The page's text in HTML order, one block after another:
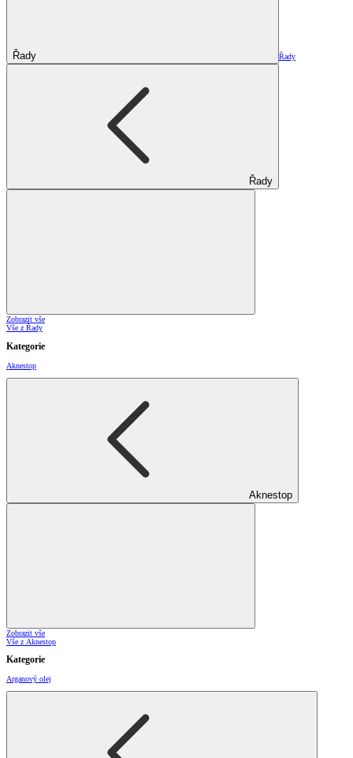
Řady Řady
Řady
Zobrazit vše
Vše z Řady
Kategorie
Aknestop
Aknestop
Zobrazit vše
Vše z Aknestop
Kategorie
Arganový olej